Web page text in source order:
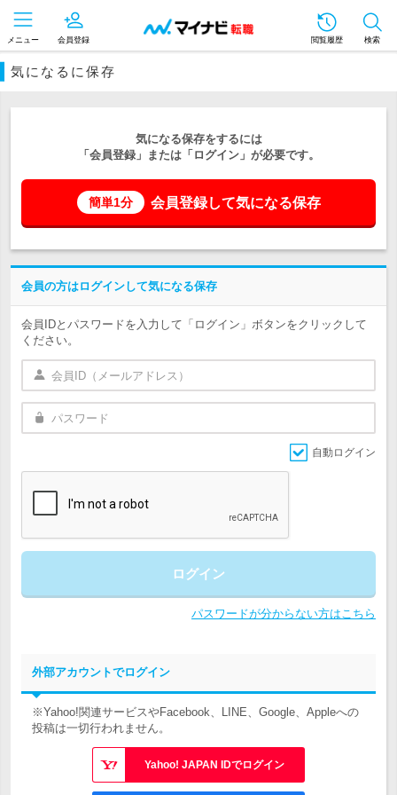
メニュー 会員登録 閲覧履歴 検索
気になるに保存
気になる保存をするには
「会員登録」または「ログイン」が必要です。
簡単1分 会員登録して気になる保存
会員の方はログインして気になる保存
会員IDとパスワードを入力して「ログイン」ボタンをクリックして
ください。
自動ログイン
ログイン
パスワードが分からない方はこちら
外部アカウントでログイン
※Yahoo!関連サービスやFacebook、LINE、Google、Appleへの
投稿は一切行われません。
Yahoo! JAPAN IDでログイン